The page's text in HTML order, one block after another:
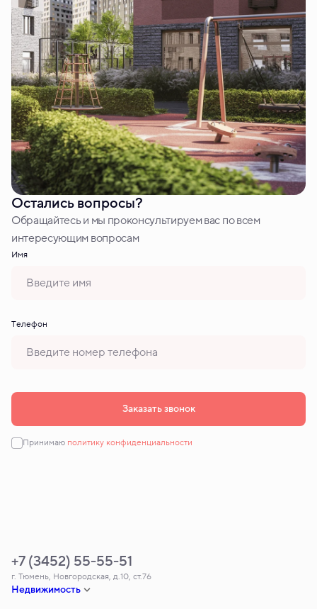
Остались вопросы?
Обращайтесь и мы проконсультируем вас по всем
интересующим вопросам
Имя
Tелефон
Заказать звонок
Принимаю политику конфиденциальности
Недвижимость
+7 (3452) 55-55-51
г. Тюмень, Новгородская, д.10, ст.76